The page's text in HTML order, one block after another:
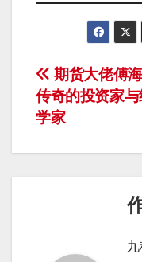
文
章
导
期货大佬傅
传奇的投资家
学家